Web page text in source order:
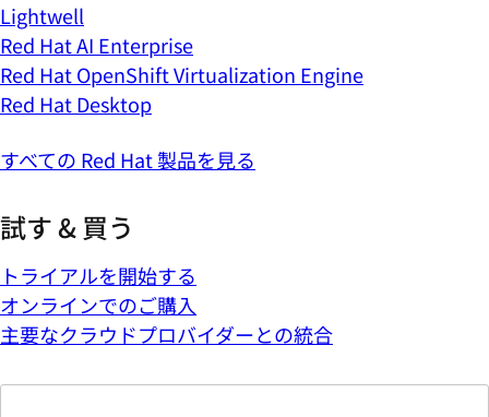
Lightwell
Red Hat AI Enterprise
Red Hat OpenShift Virtualization Engine
Red Hat Desktop
すべての Red Hat 製品を見る
試す & 買う
トライアルを開始する
オンラインでのご購入
主要なクラウドプロバイダーとの統合